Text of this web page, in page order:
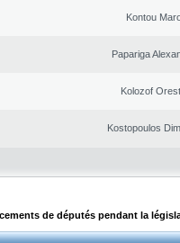
Kontou
Papariga
Kolozof
Kostopoulos
de députés pendant la